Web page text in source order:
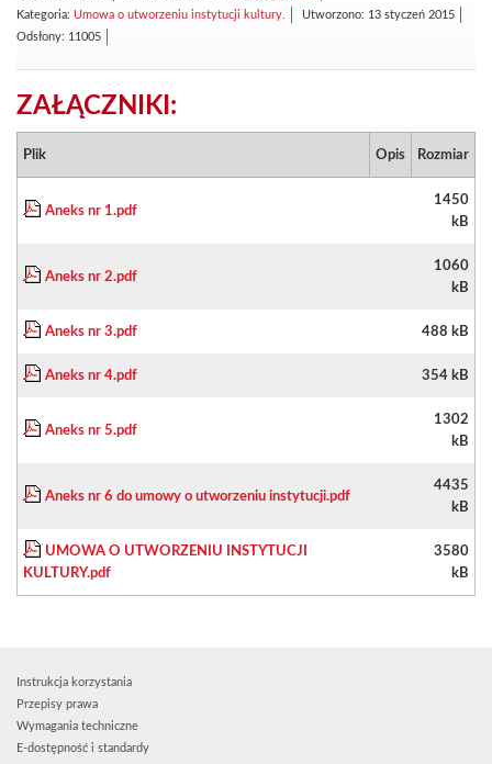
Kategoria: Umowa o utworzeniu instytucji kultury.
Utworzono: 13 styczeń 2015
Odsłony: 11005
ZAŁĄCZNIKI:
Plik Opis Rozmiar
Aneks nr 1.pdf
1450
kB
Aneks nr 2.pdf
1060
kB
Aneks nr 3.pdf 488 kB
Aneks nr 4.pdf 354 kB
Aneks nr 5.pdf
1302
kB
Aneks nr 6 do umowy o utworzeniu instytucji.pdf
4435
kB
UMOWA O UTWORZENIU INSTYTUCJI
KULTURY.pdf
3580
kB
Instrukcja korzystania
Przepisy prawa
Wymagania techniczne
E-dostępność i standardy